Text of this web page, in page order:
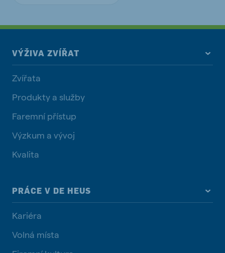
VÝŽIVA ZVÍŘAT
Zvířata
Produkty a služby
Faremní přístup
Výzkum a vývoj
Kvalita
PRÁCE V DE HEUS
Kariéra
Volná místa